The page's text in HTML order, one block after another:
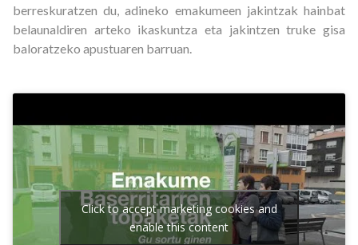
berreskuratzen du, adineko emakumeen jakintzak hainbat
belaunaldiren arteko ikaskuntza eta jakintzen truke gisa
baloratzeko apustuaren barruan.
Click to accept marketing cookies and
enable this content